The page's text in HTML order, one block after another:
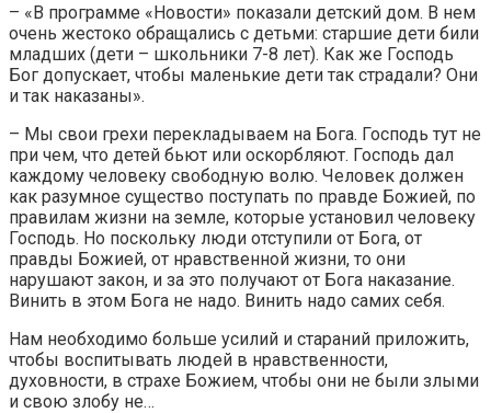
– «В программе «Новости» показали детский дом. В нем
очень жестоко обращались с детьми: старшие дети били
младших (дети – школьники 7-8 лет). Как же Господь
Бог допускает, чтобы маленькие дети так страдали? Они
и так наказаны».
– Мы свои грехи перекладываем на Бога. Господь тут не
при чем, что детей бьют или оскорбляют. Господь дал
каждому человеку свободную волю. Человек должен
как разумное существо поступать по правде Божией, по
правилам жизни на земле, которые установил человеку
Господь. Но поскольку люди отступили от Бога, от
правды Божией, от нравственной жизни, то они
нарушают закон, и за это получают от Бога наказание.
Винить в этом Бога не надо. Винить надо самих себя.
Нам необходимо больше усилий и стараний приложить,
чтобы воспитывать людей в нравственности,
духовности, в страхе Божием, чтобы они не были злыми
и свою злобу не…